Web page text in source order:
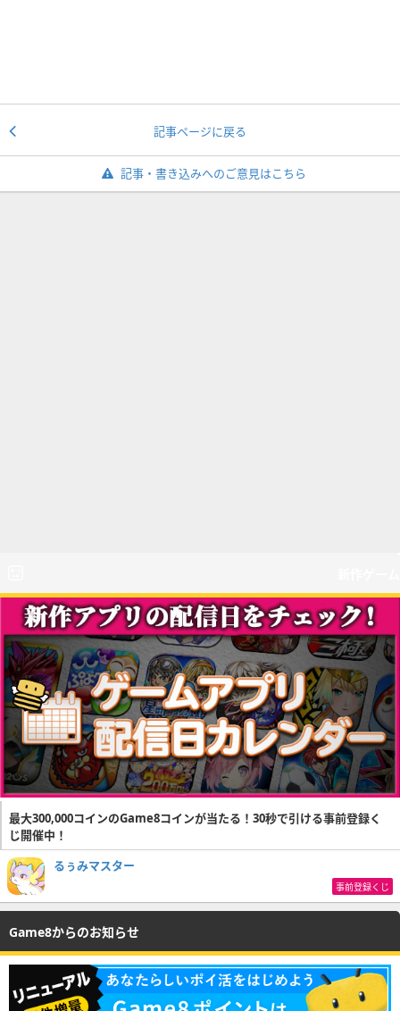
記事ページに戻る
記事・書き込みへのご意見はこちら
最大300,000コインのGame8コインが当たる！30秒で引ける事前登録く
じ開催中！
るぅみマスター
事前登録くじ
Game8からのお知らせ